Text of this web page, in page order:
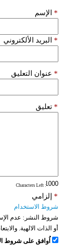
الإسم *
البريد الألكتروني *
عنوان التعليق *
تعليق *
: Characters Left
إلزامي *
شروط الاستخدام
شروط النشر: عدم
أو الذات الالهية.
اُوافق على شروط